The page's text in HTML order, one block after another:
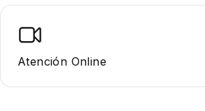
Atención Online